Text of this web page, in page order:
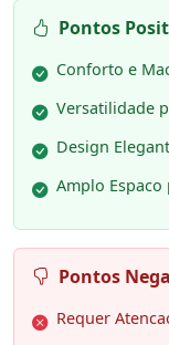
Pontos
Conforto e
Versatilidade
Design
Amplo Espaco
Pontos
Requer